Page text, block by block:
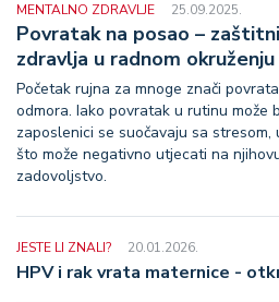
MENTALNO ZDRAVLJE 25.09.2025.
Povratak na posao –
zdravlja u radnom okruženju
Početak rujna za mnoge znači
odmora. Iako povratak u rutinu može
zaposlenici se suočavaju sa stresom,
što može negativno utjecati na
zadovoljstvo.
JESTE LI ZNALI? 20.01.2026.
HPV i rak vrata maternice -